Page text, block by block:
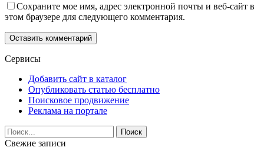
Сохраните мое имя, адрес электронной почты и веб-сайт в
этом браузере для следующего комментария.
Сервисы
Добавить сайт в каталог
Опубликовать статью бесплатно
Поисковое продвижение
Реклама на портале
Свежие записи